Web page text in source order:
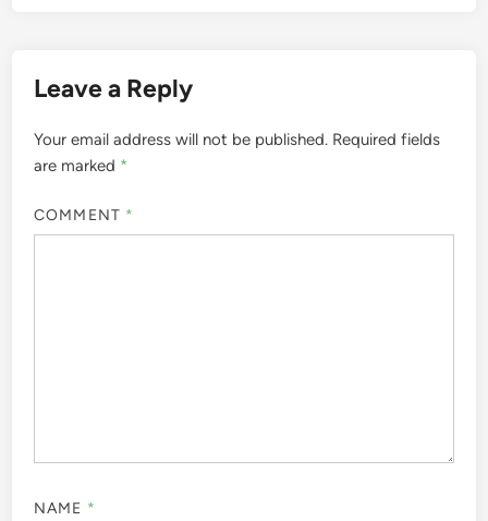
Leave a Reply
Your email address will not be published. Required fields
are marked *
COMMENT *
NAME *